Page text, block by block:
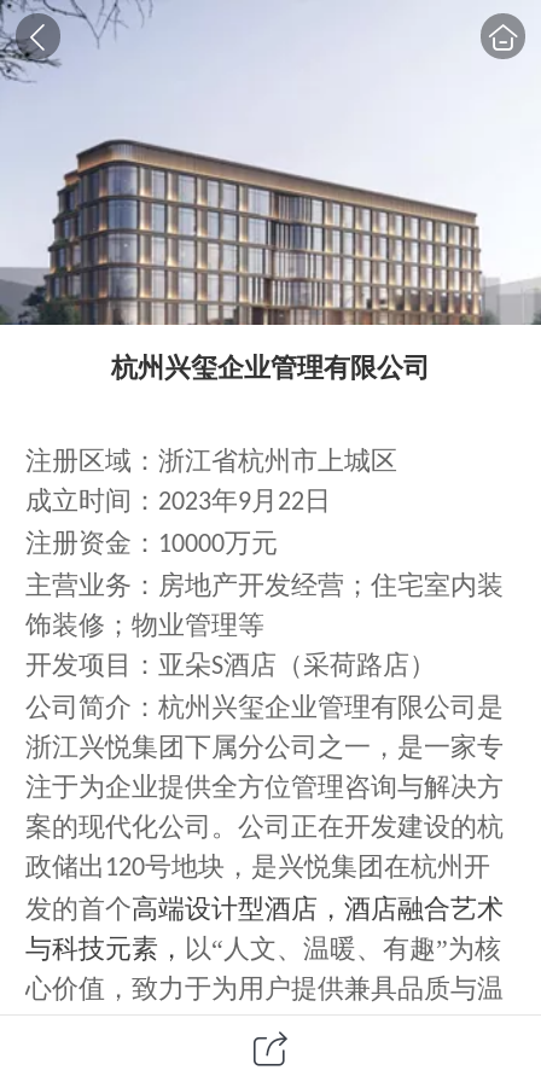
杭州兴玺企业管理有限公司
注册区域：浙江省杭州市上城区
成立时间： 2023年9月 22日
注册资金： 10000万元
主营业务：房地产开发经营；住宅室内装
饰装修；物业管理等
开发项目：亚朵S酒店（采荷路店）
公司简介：杭州兴玺企业管理有限公司是
浙江兴悦集团下属分公司之一，是一家专
注于为企业提供全方位管理咨询与解决方
案的现代化公司。公司正在开发建设的杭
政储出 120号地块，是兴悦集团在杭州开
发的首个高端设计型酒店， 酒店融合艺术
与科技元素 ， 以“人文、温暖、有趣”为核
心价值，致力于为用户提供兼具品质与温
度的住宿体验，重新定义旅途中的生活方